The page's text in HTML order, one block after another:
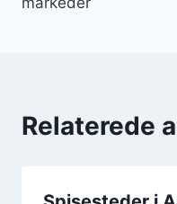
Relaterede